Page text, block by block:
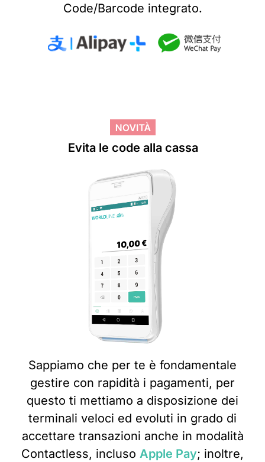
Code/Barcode integrato.
Evita le code alla cassa
Sappiamo che per te è fondamentale
gestire con rapidità i pagamenti, per
questo ti mettiamo a disposizione dei
terminali veloci ed evoluti in grado di
accettare transazioni anche in modalità
Contactless, incluso Apple Pay; inoltre,